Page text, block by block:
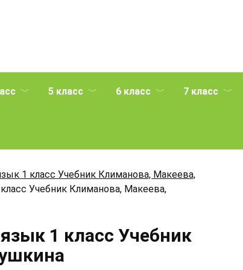
5 класс 6 класс 7 класс
1 класс Учебник Климанова, Макеева,
Учебник Климанова, Макеева,
1 класс Учебник